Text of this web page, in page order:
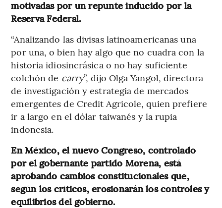
motivadas por un repunte inducido por la
Reserva Federal.
“Analizando las divisas latinoamericanas una
por una, o bien hay algo que no cuadra con la
historia idiosincrásica o no hay suficiente
colchón de carry”, dijo Olga Yangol, directora
de investigación y estrategia de mercados
emergentes de Credit Agricole, quien prefiere
ir a largo en el dólar taiwanés y la rupia
indonesia.
En México, el nuevo Congreso, controlado
por el gobernante partido Morena, está
aprobando cambios constitucionales que,
según los críticos, erosionarán los controles y
equilibrios del gobierno.